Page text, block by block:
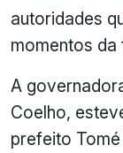
autoridades
momentos da
A
Coelho,
prefeito